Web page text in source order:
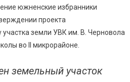
южненские избранники
проекта
участка земли УВК им. В. Черновола
во II микрорайоне.
земельный участок